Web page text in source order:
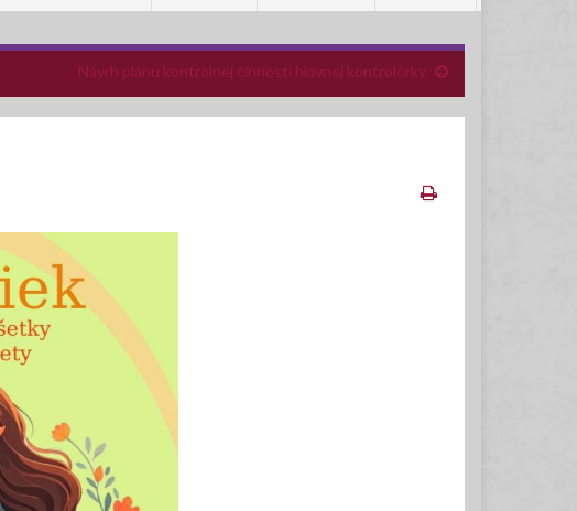
Návrh plánu kontrolnej činnosti hlavnej kontrolórky